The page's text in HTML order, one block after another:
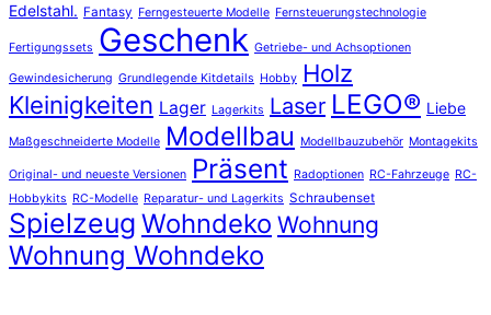
Edelstahl. Fantasy Ferngesteuerte Modelle Fernsteuerungstechnologie
Fertigungssets Geschenk Getriebe- und Achsoptionen
Gewindesicherung Grundlegende Kitdetails Hobby Holz
Kleinigkeiten Lager Lagerkits Laser LEGO® Liebe
Maßgeschneiderte Modelle Modellbau Modellbauzubehör Montagekits
Original- und neueste Versionen Präsent Radoptionen RC-Fahrzeuge RC-
Hobbykits RC-Modelle Reparatur- und Lagerkits Schraubenset
Spielzeug Wohndeko Wohnung
Wohnung Wohndeko